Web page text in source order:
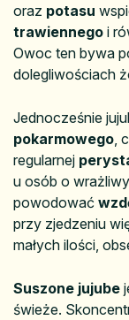
oraz potasu
trawiennego i
Owoc ten bywa
dolegliwościach
Jednocześnie
pokarmowego ,
regularnej
u osób o
powodować
przy zjedzeniu
małych ilości,
Suszone jujube
świeże.